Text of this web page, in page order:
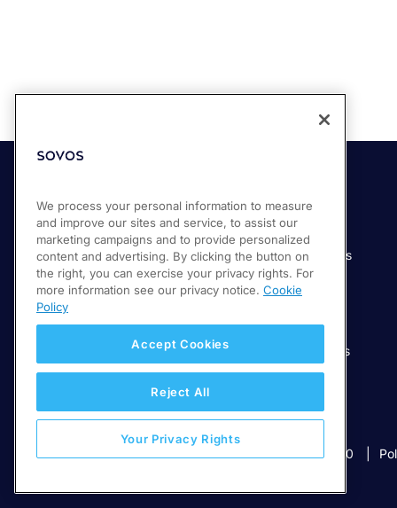
Soluciones
Compliance Cloud
Productos
Servicios
Industrias
Manufactura
Servicios financieros
Servicios digitales
Salud
Telecomunicaciones
Educación
© 2026 Sovos Compliance, LLC +52 55 50814360
We process your personal information to measure
and improve our sites and service, to assist our
marketing campaigns and to provide personalized
content and advertising. By clicking the button on
the right, you can exercise your privacy rights. For
more information see our privacy notice. Cookie
Policy
Accept Cookies
Reject All
Your Privacy Rights